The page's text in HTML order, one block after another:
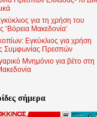
για τη χρήση του
‘Βόρεια Μακεδονία’
Εγκύκλιος για χρήση
Συμφωνίας Πρεσπών
Μνημόνιο για βέτο στη
σήμερα